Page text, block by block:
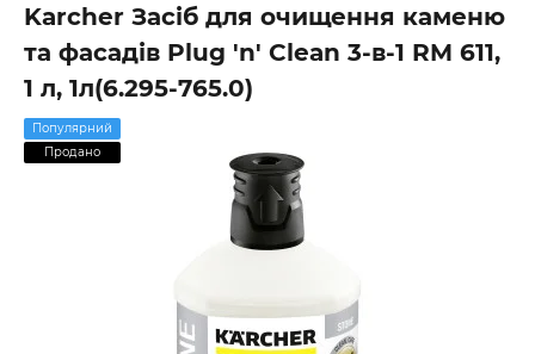
Karcher Засіб для очищення каменю
та фасадів Plug 'n' Clean 3-в-1 RM 611,
1 л, 1л(6.295-765.0)
Популярний
Продано